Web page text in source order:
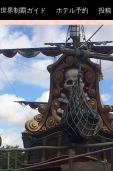
世界制覇ガイド ホテル予約 投稿